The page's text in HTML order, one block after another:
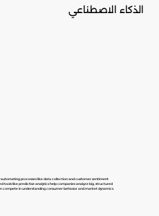
الذكاء الاصطناعي
automating processes like data collection and customer sentiment
tools like predictive analytics help companies analyze big, structured
in understanding consumer behavior and market dynamics.